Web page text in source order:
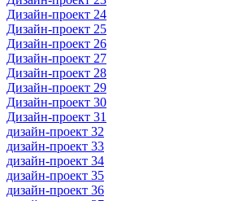
Дизайн-проект 24
Дизайн-проект 25
Дизайн-проект 26
Дизайн-проект 27
Дизайн-проект 28
Дизайн-проект 29
Дизайн-проект 30
Дизайн-проект 31
дизайн-проект 32
дизайн-проект 33
дизайн-проект 34
дизайн-проект 35
дизайн-проект 36